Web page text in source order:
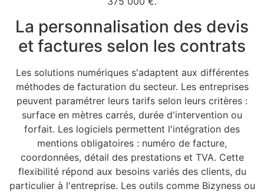
La personnalisation des devis
et factures selon les contrats
Les solutions numériques s'adaptent aux différentes
méthodes de facturation du secteur. Les entreprises
peuvent paramétrer leurs tarifs selon leurs critères :
surface en mètres carrés, durée d'intervention ou
forfait. Les logiciels permettent l'intégration des
mentions obligatoires : numéro de facture,
coordonnées, détail des prestations et TVA. Cette
flexibilité répond aux besoins variés des clients, du
particulier à l'entreprise. Les outils comme Bizyness ou